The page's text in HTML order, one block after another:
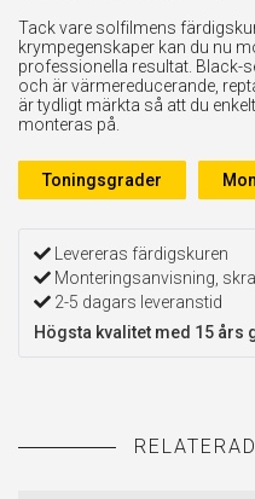
Tack vare solfilmens
krympegenskaper kan du nu
professionella resultat. Black-
och är värmereducerande,
är tydligt märkta så att du
monteras på.
Toningsgrader
Levereras färdigskuren
Monteringsanvisning,
2-5 dagars leveranstid
Högsta kvalitet med 15 års